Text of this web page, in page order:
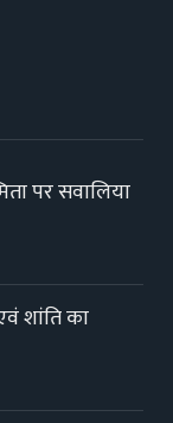
पर सवालिया
शांति का